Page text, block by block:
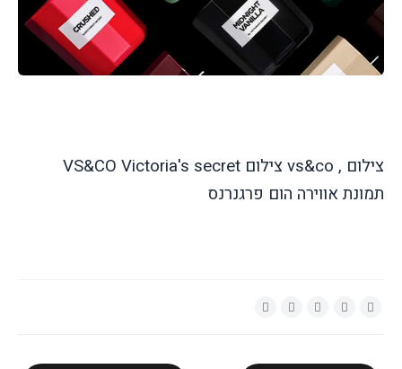
צילום
VS&CO Victoria's secret צילום vs&co ,
תמונת אווירה הום פרגנרנס